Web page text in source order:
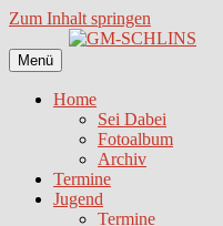
Zum Inhalt springen
Menü
Home
Sei Dabei
Fotoalbum
Archiv
Termine
Jugend
Termine